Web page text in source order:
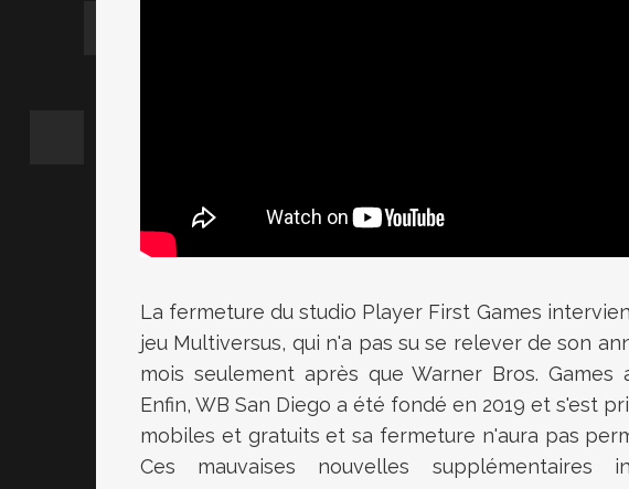
La fermeture du studio Player First Games
jeu Multiversus, qui n'a pas su se relever de son
mois seulement après que Warner Bros.
Enfin, WB San Diego a été fondé en 2019 et s'est
mobiles et gratuits et sa fermeture n'aura pas
Ces mauvaises nouvelles supplémentaires